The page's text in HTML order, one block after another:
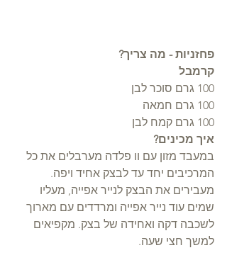
פחזניות - מה צריך?
קרמבל
100 גרם סוכר לבן
100 גרם חמאה
100 גרם קמח לבן
איך מכינים?
במעבד מזון עם וו פלדה מערבלים את כל
המרכיבים יחד עד לבצק אחיד ויפה.
מעבירים את הבצק לנייר אפייה, מעליו
שמים עוד נייר אפייה ומרדדים עם מארוך
לשכבה דקה ואחידה של בצק. מקפיאים
למשך חצי שעה.